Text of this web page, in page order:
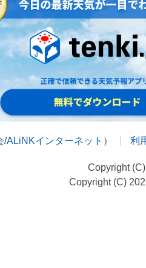
/ALiNKインターネット ） 利
Copyright
Copyright (C)